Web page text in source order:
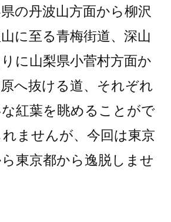
の丹波山方面から柳沢
に至る青梅街道、深山
に山梨県小菅村方面か
へ抜ける道、それぞれ
紅葉を眺めることがで
ませんが、今回は東京
東京都から逸脱しませ